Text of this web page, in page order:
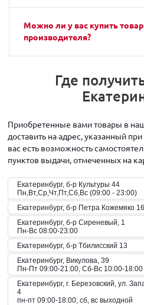
Можно ли у вас купить
производителя?
Где
Приобретенные вами товары в
доставить на адрес, указанный
вас есть возможность
пунктов выдачи, отмеченных на
Екатеринбург, б-р Культуры 44
Пн,Вт,Ср,Чт,Пт,Сб,Вс (09:00 - 23:00)
Екатеринбург, б-р Петра Кожемяко 16
Екатеринбург, б-р Сиреневый, 1
Пн-Вс 08:00-23:00
Екатеринбург, б-р Тбилисский 13
Екатеринбург, Викулова, 39
Пн-Пт 09:00-21:00, Сб-Вс 10:00-18:00
Екатеринбург, г. Березовский, ул.
4
пн-пт 09:00-18:00; сб, вс выходной